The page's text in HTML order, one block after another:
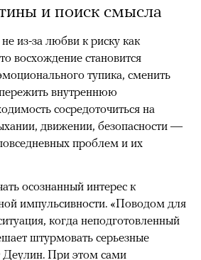
и поиск смысла
из-за любви к риску как
восхождение становится
тупика, сменить
внутреннюю
сосредоточиться на
движении, безопасности —
проблем и их
осознанный интерес к
импульсивности. «Поводом для
когда неподготовленный
штурмовать серьезные
При этом сами